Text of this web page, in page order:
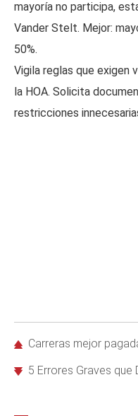
mayoría no participa,
Vander Stelt. Mejor:
50%.
Vigila reglas que exigen
la HOA. Solicita
restricciones
Carreras mejor pagadas sin
5 Errores Graves que Debes